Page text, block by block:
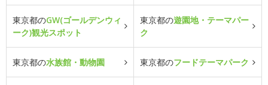
東京都のGW(ゴールデンウィ
ーク)観光スポット
東京都の遊園地・テーマパー
ク
東京都の水族館・動物園 東京都のフードテーマパーク